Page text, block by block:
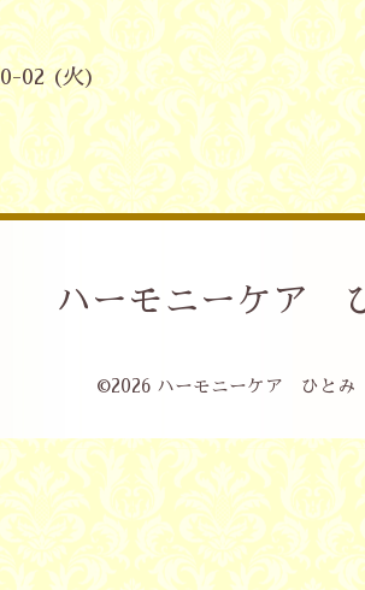
02 (火)
ハーモニーケア
©2026 ハーモニーケア ひとみ